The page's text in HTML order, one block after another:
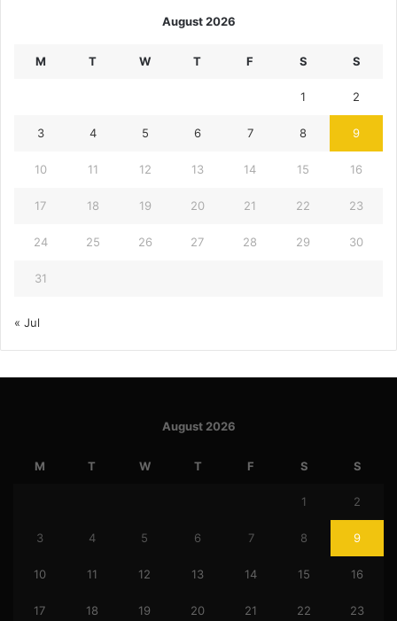
August 2026
M T W T F S S
1 2
3 4 5 6 7 8 9
10 11 12 13 14 15 16
17 18 19 20 21 22 23
24 25 26 27 28 29 30
31
« Jul
August 2026
M T W T F S S
1 2
3 4 5 6 7 8 9
10 11 12 13 14 15 16
17 18 19 20 21 22 23